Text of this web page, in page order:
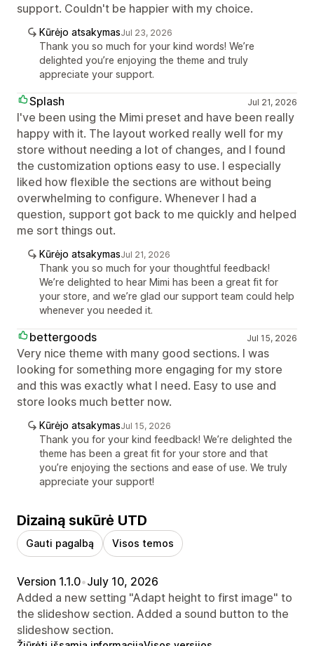
support. Couldn't be happier with my choice.
Kūrėjo atsakymasJul 23, 2026
Thank you so much for your kind words! We’re
delighted you’re enjoying the theme and truly
appreciate your support.
Splash Jul 21, 2026
I've been using the Mimi preset and have been really
happy with it. The layout worked really well for my
store without needing a lot of changes, and I found
the customization options easy to use. I especially
liked how flexible the sections are without being
overwhelming to configure. Whenever I had a
question, support got back to me quickly and helped
me sort things out.
Kūrėjo atsakymasJul 21, 2026
Thank you so much for your thoughtful feedback!
We’re delighted to hear Mimi has been a great fit for
your store, and we’re glad our support team could help
whenever you needed it.
bettergoods Jul 15, 2026
Very nice theme with many good sections. I was
looking for something more engaging for my store
and this was exactly what I need. Easy to use and
store looks much better now.
Kūrėjo atsakymasJul 15, 2026
Thank you for your kind feedback! We’re delighted the
theme has been a great fit for your store and that
you’re enjoying the sections and ease of use. We truly
appreciate your support!
Dizainą sukūrė UTD
Gauti pagalbą Visos temos
Version 1.1.0•July 10, 2026
Added a new setting "Adapt height to first image" to
the slideshow section. Added a sound button to the
slideshow section.